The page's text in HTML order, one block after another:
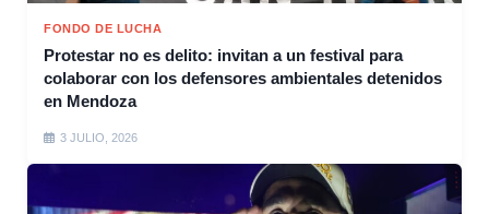
FONDO DE LUCHA
Protestar no es delito: invitan a un festival para
colaborar con los defensores ambientales detenidos
en Mendoza
3 JULIO, 2026